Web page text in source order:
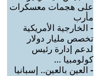
على هجمات معسكرات
مأرب
- الخارجية الأمريكية
تخصص مليار دولار
لدعم إدارة رئيس
كولومبيا ...
- العين بالعين.. إسبانيا